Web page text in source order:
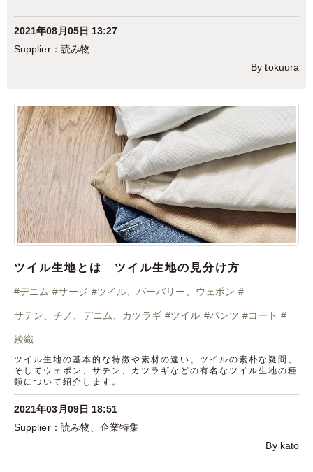
2021年08月05日 13:27
読み物
By tokuura
ツイル生地とは ツイル生地の見分け方
#デニム #サージ #ツイル、バーバリー、ウェポン #
サテン、チノ、デニム、カツラギ #ツイル #パンツ #コート #
綾織
ツイル生地の基本的な特徴や素材の違い、ツイルの素朴な疑問、
そしてウェポン、サテン、カツラギなどの有名なツイル生地の種
類について紹介します。
2021年03月09日 18:51
読み物、企業特集
By kato